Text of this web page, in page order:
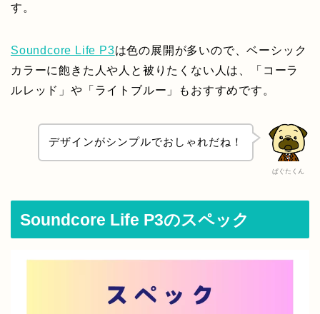
す。
Soundcore Life P3は色の展開が多いので、ベーシック
カラーに飽きた人や人と被りたくない人は、「コーラ
ルレッド」や「ライトブルー」もおすすめです。
ぱぐたくん
デザインがシンプルでおしゃれだね！
Soundcore Life P3のスペック